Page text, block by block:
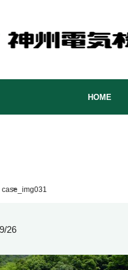
HOME
case_img031
26